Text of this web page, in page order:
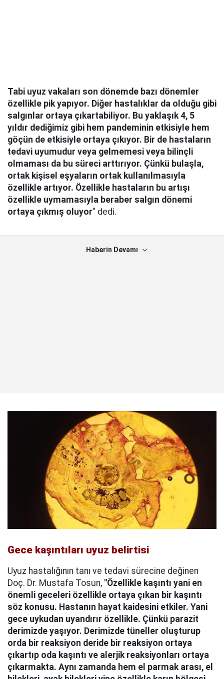
Tabi uyuz vakaları son dönemde bazı dönemler
özellikle pik yapıyor. Diğer hastalıklar da olduğu gibi
salgınlar ortaya çıkartabiliyor. Bu yaklaşık 4, 5
yıldır dediğimiz gibi hem pandeminin etkisiyle hem
göçün de etkisiyle ortaya çıkıyor. Bir de hastaların
tedavi uyumudur veya gelmemesi veya bilinçli
olmaması da bu süreci arttırıyor. Çünkü bulaşla,
ortak kişisel eşyaların ortak kullanılmasıyla
özellikle artıyor. Özellikle hastaların bu artışı
özellikle uymamasıyla beraber salgın dönemi
ortaya çıkmış oluyor" dedi.
Haberin Devamı
Gece kaşıntıları uyuz belirtisi
Uyuz hastalığının tanı ve tedavi sürecine değinen
Doç. Dr. Mustafa Tosun, "Özellikle kaşıntı yani en
önemli geceleri özellikle ortaya çıkan bir kaşıntı
söz konusu. Hastanın hayat kaidesini etkiler. Yani
gece uykudan uyandırır özellikle. Çünkü parazit
derimizde yaşıyor. Derimizde tüneller oluşturup
orda bir reaksiyon deride bir reaksiyon ortaya
çıkartıp oda kaşıntı ve alerjik reaksiyonları ortaya
çıkarmakta. Aynı zamanda hem el parmak arası, el